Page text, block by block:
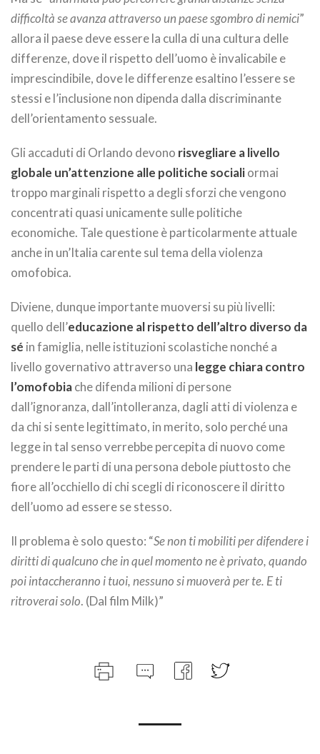
difficoltà se avanza attraverso un paese sgombro di nemici”
allora il paese deve essere la culla di una cultura delle
differenze, dove il rispetto dell’uomo è invalicabile e
imprescindibile, dove le differenze esaltino l’essere se
stessi e l’inclusione non dipenda dalla discriminante
dell’orientamento sessuale.
Gli accaduti di Orlando devono risvegliare a livello
globale un’attenzione alle politiche socialiormai
troppo marginali rispetto a degli sforzi che vengono
concentrati quasi unicamente sulle politiche
economiche. Tale questione è particolarmente attuale
anche in un’Italia carente sul tema della violenza
omofobica.
Diviene, dunque importante muoversi su più livelli:
quello dell’educazione al rispetto dell’altro diverso da
sé in famiglia, nelle istituzioni scolastiche nonché a
livello governativo attraverso una legge chiara contro
l’omofobiache difenda milioni di persone
dall’ignoranza, dall’intolleranza, dagli atti di violenza e
da chi si sente legittimato, in merito, solo perché una
legge in tal senso verrebbe percepita di nuovo come
prendere le parti di una persona debole piuttosto che
fiore all’occhiello di chi scegli di riconoscere il diritto
dell’uomo ad essere se stesso.
Il problema è solo questo: “Se non ti mobiliti per difendere i
diritti di qualcuno che in quel momento ne è privato, quando
poi intaccheranno i tuoi, nessuno si muoverà per te. E ti
ritroverai solo. (Dal film Milk)”